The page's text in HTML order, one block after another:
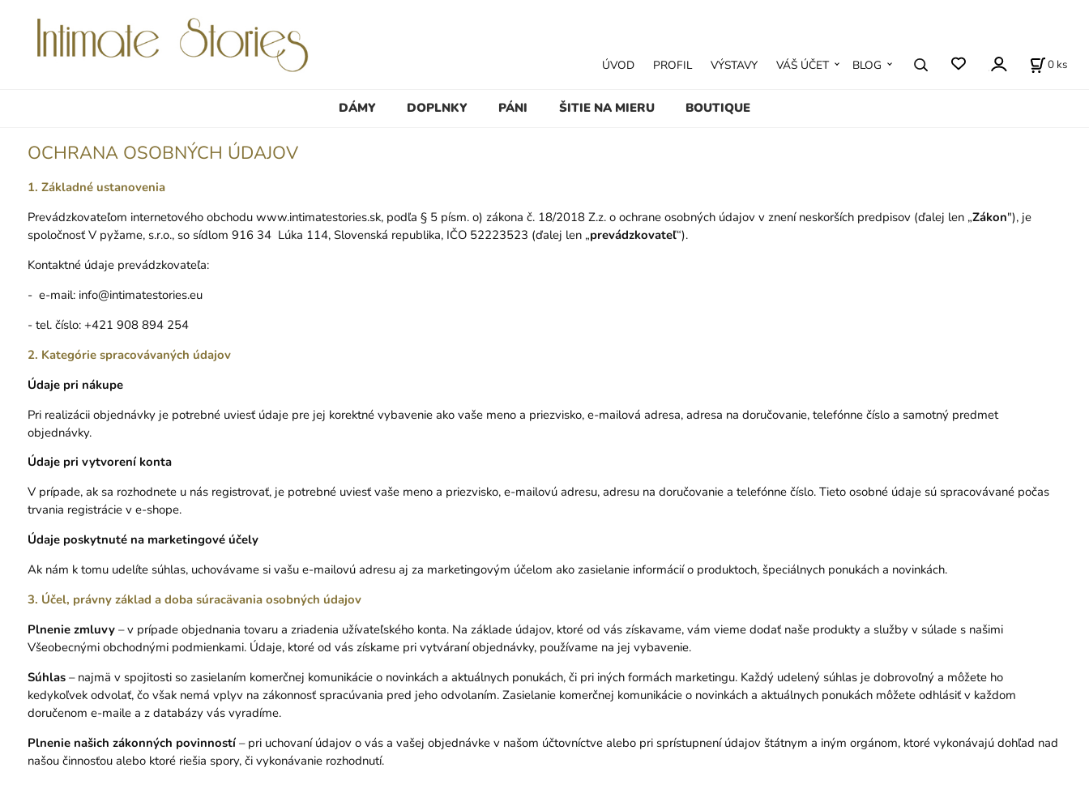
DÁMY DOPLNKY PÁNI ŠITIE NA MIERU BOUTIQUE
ÚVOD PROFIL VÝSTAVY VÁŠ ÚČET BLOG 0 ks
OCHRANA OSOBNÝCH ÚDAJOV
1. Základné ustanovenia
Prevádzkovateľom internetového obchodu www.intimatestories.sk, podľa § 5 písm. o) zákona č. 18/2018 Z.z. o ochrane osobných údajov v znení neskorších predpisov (ďalej len „Zákon"), je
spoločnosť V pyžame, s.r.o., so sídlom 916 34 Lúka 114, Slovenská republika, IČO 52223523 (ďalej len „prevádzkovateľ“).
Kontaktné údaje prevádzkovateľa:
- e-mail: info@intimatestories.eu
- tel. číslo: +421 908 894 254
2. Kategórie spracovávaných údajov
Údaje pri nákupe
Pri realizácii objednávky je potrebné uviesť údaje pre jej korektné vybavenie ako vaše meno a priezvisko, e-mailová adresa, adresa na doručovanie, telefónne číslo a samotný predmet
objednávky.
Údaje pri vytvorení konta
V prípade, ak sa rozhodnete u nás registrovať, je potrebné uviesť vaše meno a priezvisko, e-mailovú adresu, adresu na doručovanie a telefónne číslo. Tieto osobné údaje sú spracovávané počas
trvania registrácie v e-shope.
Údaje poskytnuté na marketingové účely
Ak nám k tomu udelíte súhlas, uchovávame si vašu e-mailovú adresu aj za marketingovým účelom ako zasielanie informácií o produktoch, špeciálnych ponukách a novinkách.
3. Účel, právny základ a doba súracävania osobných údajov
Plnenie zmluvy– v prípade objednania tovaru a zriadenia užívateľského konta. Na základe údajov, ktoré od vás získavame, vám vieme dodať naše produkty a služby v súlade s našimi
Všeobecnými obchodnými podmienkami. Údaje, ktoré od vás získame pri vytváraní objednávky, používame na jej vybavenie.
Súhlas– najmä v spojitosti so zasielaním komerčnej komunikácie o novinkách a aktuálnych ponukách, či pri iných formách marketingu. Každý udelený súhlas je dobrovoľný a môžete ho
kedykoľvek odvolať, čo však nemá vplyv na zákonnosť spracúvania pred jeho odvolaním. Zasielanie komerčnej komunikácie o novinkách a aktuálnych ponukách môžete odhlásiť v každom
doručenom e-maile a z databázy vás vyradíme.
Plnenie našich zákonných povinností– pri uchovaní údajov o vás a vašej objednávke v našom účtovníctve alebo pri sprístupnení údajov štátnym a iným orgánom, ktoré vykonávajú dohľad nad
našou činnosťou alebo ktoré riešia spory, či vykonávanie rozhodnutí.